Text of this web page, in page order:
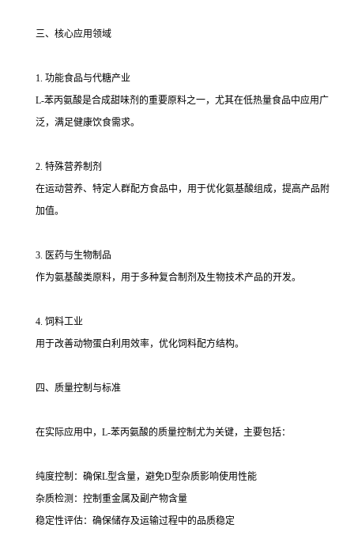
三、核心应用领域
1. 功能食品与代糖产业
L-苯丙氨酸是合成甜味剂的重要原料之一，尤其在低热量食品中应用广
泛，满足健康饮食需求。
2. 特殊营养制剂
在运动营养、特定人群配方食品中，用于优化氨基酸组成，提高产品附
加值。
3. 医药与生物制品
作为氨基酸类原料，用于多种复合制剂及生物技术产品的开发。
4. 饲料工业
用于改善动物蛋白利用效率，优化饲料配方结构。
四、质量控制与标准
在实际应用中，L-苯丙氨酸的质量控制尤为关键，主要包括：
纯度控制：确保L型含量，避免D型杂质影响使用性能
杂质检测：控制重金属及副产物含量
稳定性评估：确保储存及运输过程中的品质稳定